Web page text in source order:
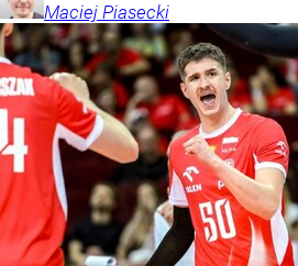
Maciej Piasecki